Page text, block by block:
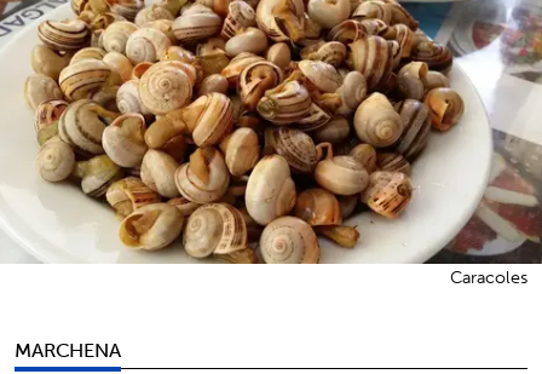
MARCHENA
Caracoles